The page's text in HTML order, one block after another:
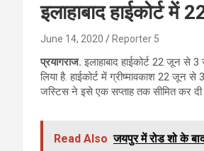
इलाहाबाद हाईकोर्ट
June 14, 2020 Reporter 5
प्रयागराज. इलाहाबाद हाईकोर्ट 22 जून से
लिया है. हाईकोर्ट में ग्रीष्मावकाश 22
जस्टिस ने इसे एक सप्ताह तक सीमित कर दी
Read Also जयपुर में रोड शो के